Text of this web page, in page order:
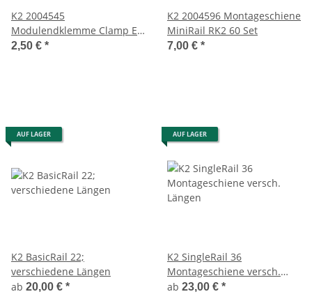
K2 2004545
Modulendklemme Clamp EC
25-40 schwarz
2,50 € *
K2 2004596 Montageschiene
MiniRail RK2 60 Set
7,00 € *
AUF LAGER
K2 BasicRail 22;
verschiedene Längen
ab 20,00 € *
AUF LAGER
K2 SingleRail 36
Montageschiene versch.
Längen
ab 23,00 € *